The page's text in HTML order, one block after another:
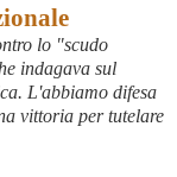
lo "scudo
indagava sul
L'abbiamo difesa
vittoria per tutelare